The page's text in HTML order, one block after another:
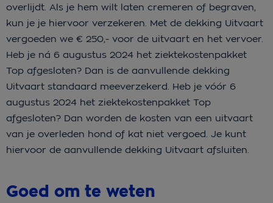
overlijdt. Als je hem wilt laten cremeren of begraven,
kun je je hiervoor verzekeren. Met de dekking Uitvaart
vergoeden we € 250,- voor de uitvaart en het vervoer.
Heb je ná 6 augustus 2024 het ziektekostenpakket
Top afgesloten? Dan is de aanvullende dekking
Uitvaart standaard meeverzekerd. Heb je vóór 6
augustus 2024 het ziektekostenpakket Top
afgesloten? Dan worden de kosten van een uitvaart
van je overleden hond of kat niet vergoed. Je kunt
hiervoor de aanvullende dekking Uitvaart afsluiten.
Goed om te weten